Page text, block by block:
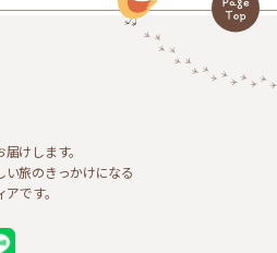
けします。
い旅のきっかけになる
です。